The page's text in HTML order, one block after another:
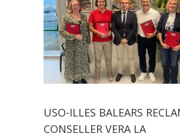
USO-ILLES BALEARS
CONSELLER VERA LA